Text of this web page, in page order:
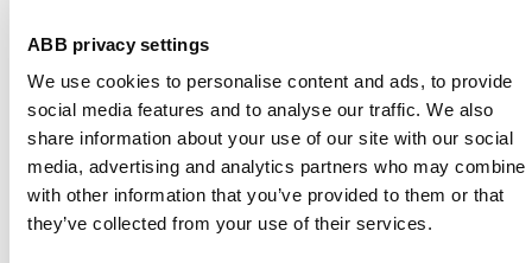
ABB privacy settings
We use cookies to personalise content and ads, to provide
social media features and to analyse our traffic. We also
share information about your use of our site with our social
media, advertising and analytics partners who may combine
with other information that you’ve provided to them or that
they’ve collected from your use of their services.
Aantal aardlekautomaten
Uitbedraad op rijgklemmen
Nee
Hoogte (millimeter)
93
Breedte (millimeter)
87.5